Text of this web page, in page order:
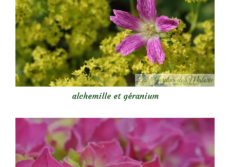
alchemille et géranium